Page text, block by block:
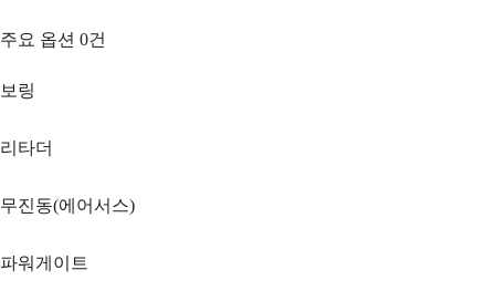
주요 옵션 0건
보링
리타더
무진동(에어서스)
파워게이트